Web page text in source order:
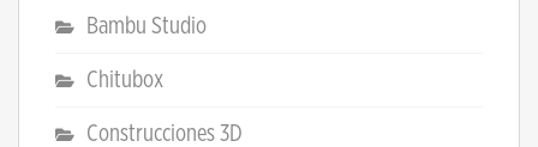
Bambu Studio
Chitubox
Construcciones 3D